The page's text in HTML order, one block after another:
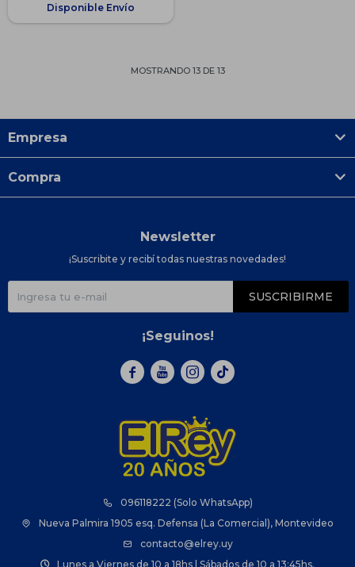
Disponible Envío
MOSTRANDO 13DE 13
096118222 (Solo WhatsApp)
Nueva Palmira 1905 esq. Defensa (La Comercial), Montevideo
contacto@elrey.uy
Lunes a Viernes de 10 a 18hs | Sábados de 10 a 13:45hs.
Empresa
Compra
Newsletter
¡Suscribite y recibí todas nuestras novedades!
SUSCRIBIRME
¡Seguinos!
  